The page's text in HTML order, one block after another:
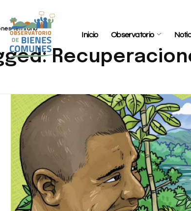
Inicio Observatorio
territorio